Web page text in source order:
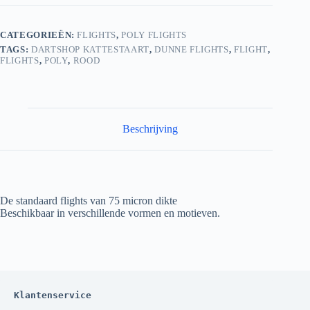
CATEGORIEËN:FLIGHTS,POLY FLIGHTS
TAGS: DARTSHOP KATTESTAART,DUNNE FLIGHTS, FLIGHT,
FLIGHTS, POLY, ROOD
Beschrijving
De standaard flights van 75 micron dikte
Beschikbaar in verschillende vormen en motieven.
Klantenservice